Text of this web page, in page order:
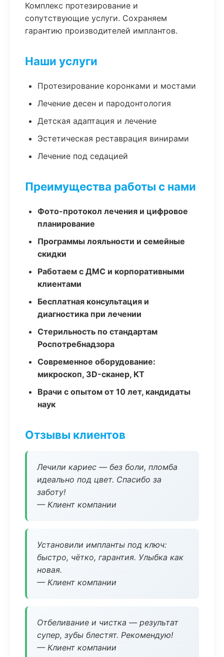
Комплекс протезирование и
сопутствующие услуги. Сохраняем
гарантию производителей имплантов.
Наши услуги
Протезирование коронками и мостами
Лечение десен и пародонтология
Детская адаптация и лечение
Эстетическая реставрация винирами
Лечение под седацией
Преимущества работы с нами
Фото-протокол лечения и цифровое
планирование
Программы лояльности и семейные
скидки
Работаем с ДМС и корпоративными
клиентами
Бесплатная консультация и
диагностика при лечении
Стерильность по стандартам
Роспотребнадзора
Современное оборудование:
микроскоп, 3D-сканер, КТ
Врачи с опытом от 10 лет, кандидаты
наук
Отзывы клиентов
Лечили кариес — без боли, пломба
идеально под цвет. Спасибо за
заботу!
— Клиент компании
Установили импланты под ключ:
быстро, чётко, гарантия. Улыбка как
новая.
— Клиент компании
Отбеливание и чистка — результат
супер, зубы блестят. Рекомендую!
— Клиент компании